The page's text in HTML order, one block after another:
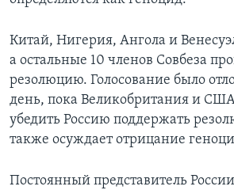
Китай, Нигерия, Ангола и
а остальные 10 членов Совбеза
резолюцию. Голосование было
день, пока Великобритания и
убедить Россию поддержать
также осуждает отрицание
Постоянный представитель